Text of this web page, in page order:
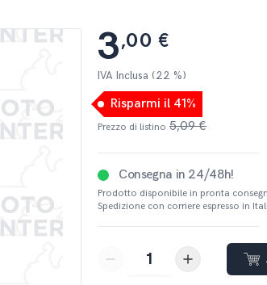
3,00 €
IVA Inclusa (22 %)
Risparmi il 41%
Prezzo di listino 5,09 €
Consegna in 24/48h!
Prodotto disponibile in pronta
Spedizione con corriere espresso in
button-minusbutton-plus